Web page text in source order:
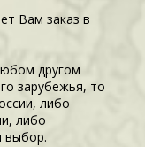
Вам заказ в
другом
зарубежья, то
либо
либо
выбор.